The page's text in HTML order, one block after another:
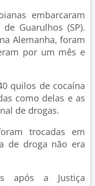
embarcaram
Guarulhos (SP).
Alemanha, foram
por um mês e
quilos de cocaína
como delas e as
de drogas.
trocadas em
de droga não era
após a Justiça